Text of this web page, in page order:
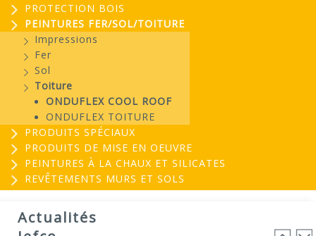
PROTECTION BOIS
PEINTURES FER/SOL/TOITURE
Impressions
Fer
Sol
Toiture
ONDUFLEX COOL ROOF
ONDUFLEX TOITURE
PRODUITS SPÉCIAUX
PRODUITS DE MISE EN OEUVRE
PEINTURES À LA CHAUX ET SILICATES
REVÊTEMENTS MURS ET SOLS
Actualités
25